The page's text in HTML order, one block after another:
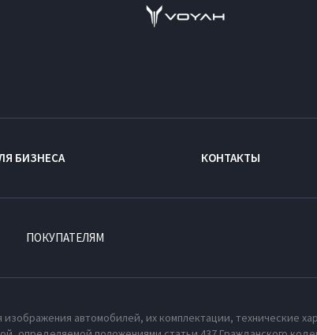
БИЗНЕСА КОНТАКТЫ
ПОКУПАТЕЛЯМ
автомобилей, их комплектации, технические